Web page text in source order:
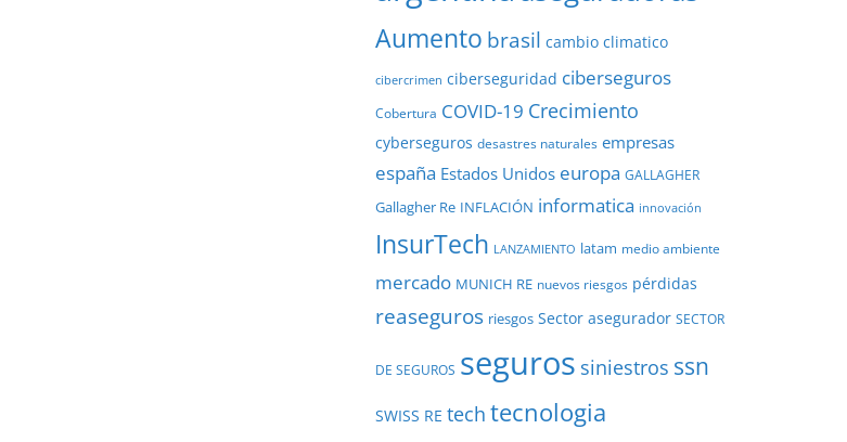
Aumento brasil cambio climatico
cibercrimen ciberseguridad ciberseguros
Cobertura COVID-19 Crecimiento
cyberseguros desastres naturales empresas
españa Estados Unidos europa GALLAGHER
Gallagher Re INFLACIÓN informatica innovación
InsurTech LANZAMIENTO latam medio ambiente
mercado MUNICH RE nuevos riesgos pérdidas
reaseguros riesgos Sector asegurador SECTOR
DE SEGUROS seguros siniestros ssn
SWISS RE tech tecnologia